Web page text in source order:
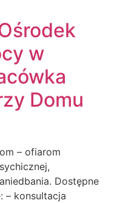
w
Domu
– ofiarom
Dostępne
– konsultacja